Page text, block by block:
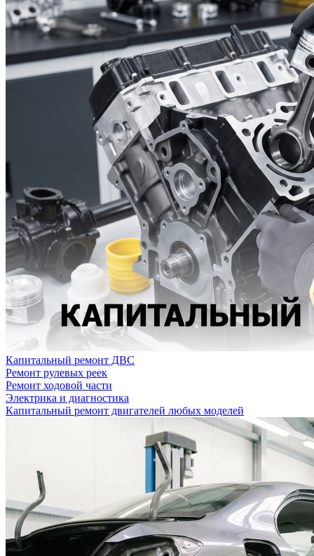
Капитальный ремонт ДВС
Ремонт рулевых реек
Ремонт ходовой части
Электрика и диагностика
Капитальный ремонт двигателей любых моделей